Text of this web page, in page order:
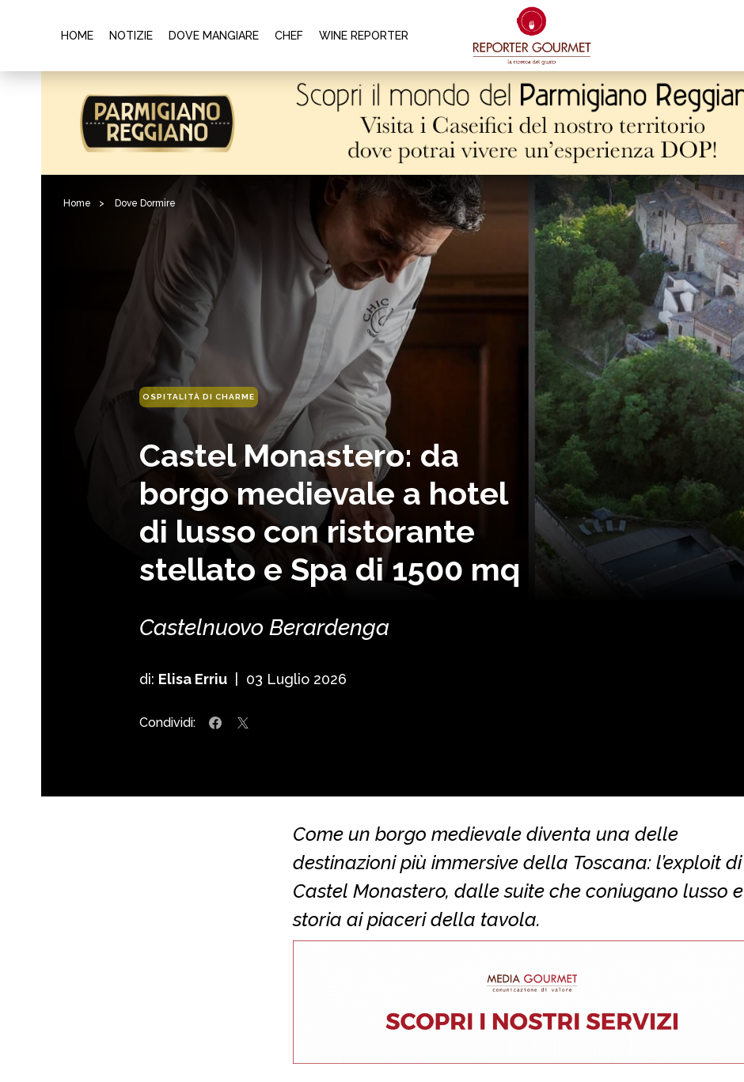
HOME NOTIZIE DOVE MANGIARE CHEF WINE REPORTER
Home > Dove Dormire
OSPITALITÀ DI CHARME
Castel Monastero: da
borgo medievale a hotel
di lusso con ristorante
stellato e Spa di 1500 mq
Castelnuovo Berardenga
di: Elisa Erriu 03 Luglio 2026
Condividi:
Come un borgo medievale diventa una delle
destinazioni più immersive della Toscana: l’exploit di
Castel Monastero, dalle suite che coniugano lusso e
storia ai piaceri della tavola.